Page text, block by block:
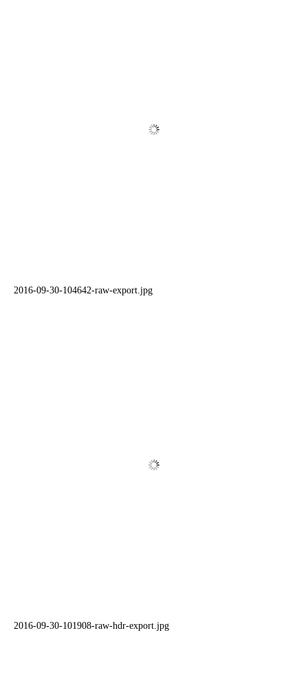
2016-09-30-104642-raw-export.jpg
2016-09-30-101908-raw-hdr-export.jpg